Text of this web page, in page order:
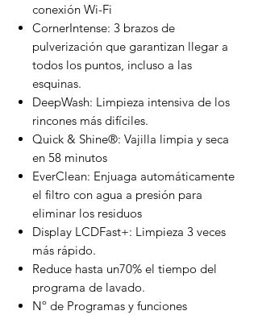
conexión Wi-Fi
CornerIntense: 3 brazos de
pulverización que garantizan llegar a
todos los puntos, incluso a las
esquinas.
DeepWash: Limpieza intensiva de los
rincones más difíciles.
Quick & Shine®: Vajilla limpia y seca
en 58 minutos
EverClean: Enjuaga automáticamente
el filtro con agua a presión para
eliminar los residuos
Display LCDFast+: Limpieza 3 veces
más rápido.
Reduce hasta un70% el tiempo del
programa de lavado.
Nº de Programas y funciones